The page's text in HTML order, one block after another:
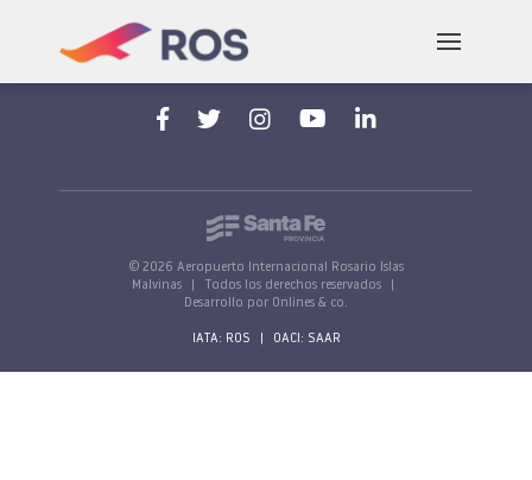
Aeropuerto Internacional Rosario "Islas Malvinas"
Av. Jorge Newbery, s/n, 2000 Rosario, Santa Fe,
Argentina
© 2026 Aeropuerto Internacional Rosario Islas
Malvinas
Todos los derechos reservados
Desarrollo por Onlines & co.
IATA: ROS OACI: SAAR